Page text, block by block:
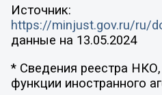
Источник:
https://minjust.gov.ru/ru/
данные на 13.05.2024
* Сведения реестра
функции иностранного